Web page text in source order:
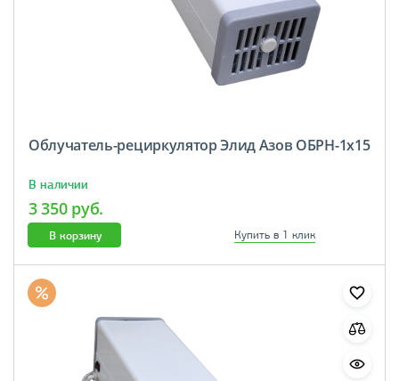
Облучатель-рециркулятор Элид Азов ОБРН-1х15
В наличии
3 350 руб.
В корзину Купить в 1 клик